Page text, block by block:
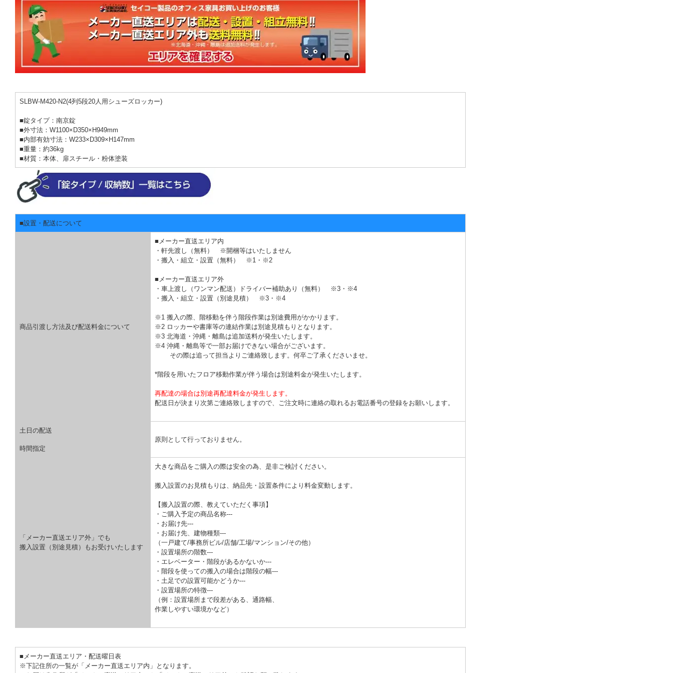
SLBW-M420-N2(4列5段20人用シューズロッカー)
■錠タイプ：南京錠
■外寸法：W1100×D350×H949mm
■内部有効寸法：W233×D309×H147mm
■重量：約36kg
■材質：本体、扉スチール・粉体塗装
■設置・配送について
商品引渡し方法及び配送料金について
■メーカー直送エリア内
・軒先渡し（無料） ※開梱等はいたしません
・搬入・組立・設置（無料）
※1・※2
■メーカー直送エリア外
・車上渡し（ワンマン配送）ドライバー補助あり（無料）
※3・※4
・搬入・組立・設置（別途見積）
※3・※4
※1 搬入の際、階移動を伴う階段作業は別途費用がかかります。
※2 ロッカーや書庫等の連結作業は別途見積もりとなります。
※3 北海道・沖縄・離島は追加送料が発生いたします。
※4 沖縄・離島等で一部お届けできない場合がございます。
その際は追って担当よりご連絡致します。何卒ご了承くださいませ。
*階段を用いたフロア移動作業が伴う場合は別途料金が発生いたします。
再配達の場合は別途再配達料金が発生します。
配送日が決まり次第ご連絡致しますので、ご注文時に連絡の取れるお電話番号の登録をお願いします。
土日の配送
原則として行っておりません。
時間指定
「メーカー直送エリア外」でも
搬入設置（別途見積）もお受けいたします
大きな商品をご購入の際は安全の為、是非ご検討ください。
搬入設置のお見積もりは、納品先・設置条件により料金変動します。
【搬入設置の際、教えていただく事項】
・ご購入予定の商品名称---
・お届け先---
・お届け先、建物種類---
（一戸建て/事務所ビル/店舗/工場/マンション/その他）
・設置場所の階数---
・エレベーター・階段があるかないか---
・階段を使っての搬入の場合は階段の幅---
・土足での設置可能かどうか---
・設置場所の特徴---
（例：設置場所まで段差がある、通路幅、
作業しやすい環境かなど）
■メーカー直送エリア・配送曜日表
※下記住所の一覧が「メーカー直送エリア内」となります。